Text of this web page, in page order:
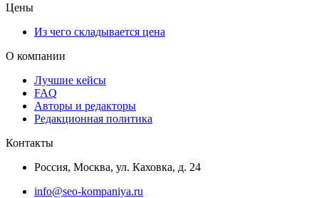
Цены
Из чего складывается цена
О компании
Лучшие кейсы
FAQ
Авторы и редакторы
Редакционная политика
Контакты
Россия, Москва, ул. Каховка, д. 24
info@seo-kompaniya.ru